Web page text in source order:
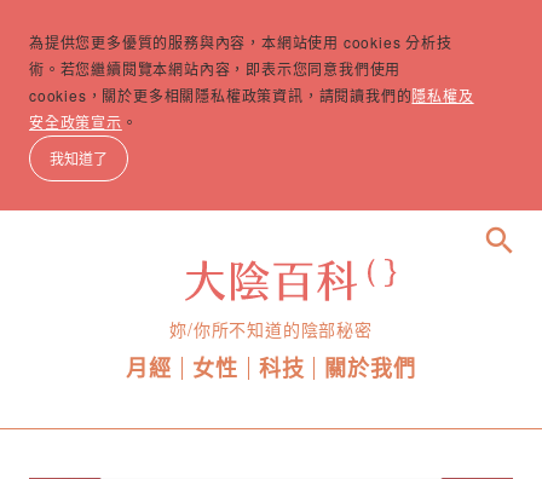
為提供您更多優質的服務與內容，本網站使用 cookies 分析技
術。若您繼續閱覽本網站內容，即表示您同意我們使用
cookies，關於更多相關隱私權政策資訊，請閱讀我們的隱私權及
安全政策宣示 。
我知道了
妳/你所不知道的陰部秘密
月經 女性 科技 關於我們
search